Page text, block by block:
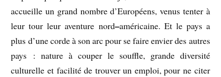
accueille un grand nombre d’Européens, venus tenter à
leur tour leur aventure nord–américaine. Et le pays a
plus d’une corde à son arc pour se faire envier des autres
pays : nature à couper le souffle, grande diversité
culturelle et facilité de trouver un emploi, pour ne citer